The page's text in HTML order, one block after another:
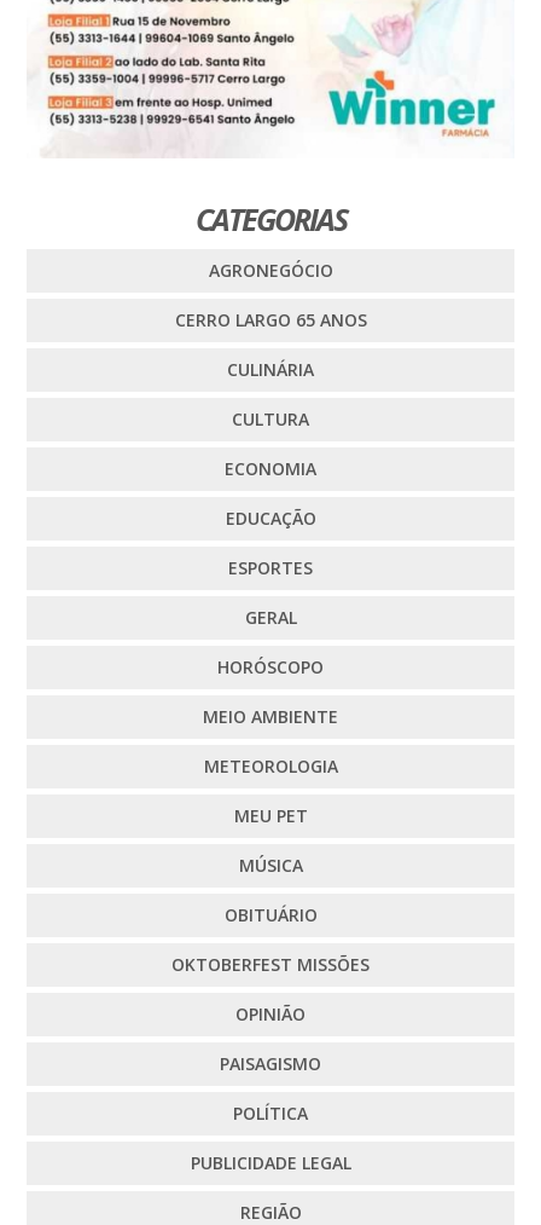
CATEGORIAS
AGRONEGÓCIO
CERRO LARGO 65 ANOS
CULINÁRIA
CULTURA
ECONOMIA
EDUCAÇÃO
ESPORTES
GERAL
HORÓSCOPO
MEIO AMBIENTE
METEOROLOGIA
MEU PET
MÚSICA
OBITUÁRIO
OKTOBERFEST MISSÕES
OPINIÃO
PAISAGISMO
POLÍTICA
PUBLICIDADE LEGAL
REGIÃO